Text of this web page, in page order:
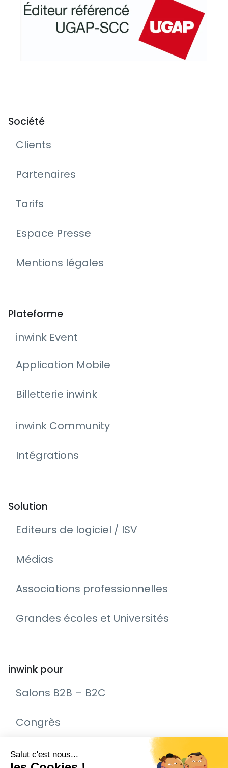
Société
Clients
Partenaires
Tarifs
Espace Presse
Mentions légales
Plateforme
inwink Event
Application Mobile
Billetterie inwink
inwink Community
Intégrations
Solution
Editeurs de logiciel / ISV
Médias
Associations professionnelles
Grandes écoles et Universités
inwink pour
Salons B2B – B2C
Congrès
Remise de prix – Awards